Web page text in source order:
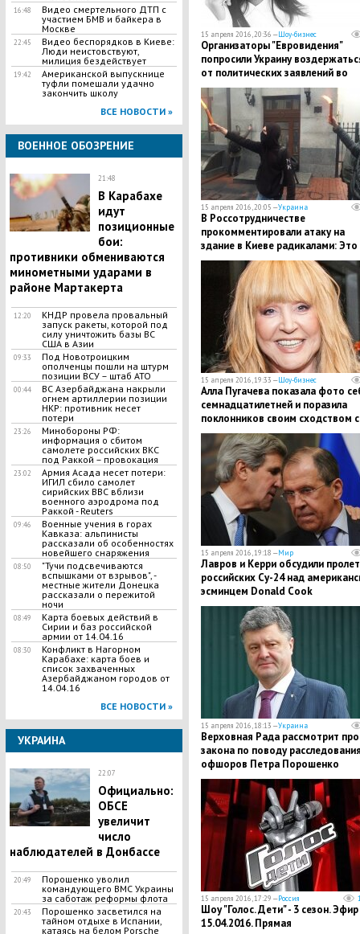
16:48
Видео смертельного ДТП с
участием БМВ и байкера в
Москве
22:45
Видео беспорядков в Киеве:
Люди неистовствуют,
милиция бездействует
19:42
Американской выпускнице
туфли помешали удачно
закончить школу
ВСЕ НОВОСТИ »
ВОЕННОЕ ОБОЗРЕНИЕ
21:48
В Карабахе
идут
позиционные
бои:
противники обмениваются
минометными ударами в
районе Мартакерта
12:20
КНДР провела провальный
запуск ракеты, которой под
силу уничтожить базы ВС
США в Азии
09:33
Под Новотроицким
ополченцы пошли на штурм
позиции ВСУ – штаб АТО
00:44
ВС Азербайджана накрыли
огнем артиллерии позиции
НКР: противник несет
потери
23:26
Минобороны РФ:
информация о сбитом
самолете российских ВКС
под Раккой – провокация
23:02
Армия Асада несет потери:
ИГИЛ сбило самолет
сирийских ВВС вблизи
военного аэродрома под
Раккой - Reuters
09:46
Военные учения в горах
Кавказа: альпинисты
рассказали об особенностях
новейшего снаряжения
08:50
"Тучи подсвечиваются
вспышками от взрывов", -
местные жители Донецка
рассказали о пережитой
ночи
08:49
Карта боевых действий в
Сирии и баз российской
армии от 14.04.16
08:30
Конфликт в Нагорном
Карабахе: карта боев и
список захваченных
Азербайджаном городов от
14.04.16
ВСЕ НОВОСТИ »
УКРАИНА
22:07
Официально:
ОБСЕ
увеличит
число
наблюдателей в Донбассе
20:49
Порошенко уволил
командующего ВМС Украины
за саботаж реформы флота
20:43
Порошенко засветился на
тайном отдыхе в Испании,
катаясь на белом Porsche
15 апреля 2016, 20:36 —Шоу-бизнес
Организаторы "Евровидения"
попросили Украину
от политических заявлений во
время конкурса
15 апреля 2016, 20:05 —Украина
В Россотрудничестве
прокомментировали атаку на
здание в Киеве радикалами: Это
беспредел!
15 апреля 2016, 19:33 —Шоу-бизнес
Алла Пугачева показала фото
семнадцатилетней и поразила
поклонников своим сходством с
Земфирой
15 апреля 2016, 19:18 —Мир
Лавров и Керри обсудили пролет
российских Су-24 над
эсминцем Donald Cook
15 апреля 2016, 18:13 —Украина
Верховная Рада рассмотрит
закона по поводу
офшоров Петра Порошенко
15 апреля 2016, 17:29 —Россия
Шоу "Голос. Дети" - 3 сезон.
15.04.2016. Прямая